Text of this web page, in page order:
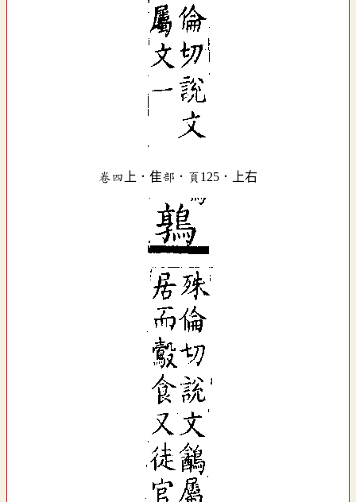
卷四上．隹部．頁125．上右